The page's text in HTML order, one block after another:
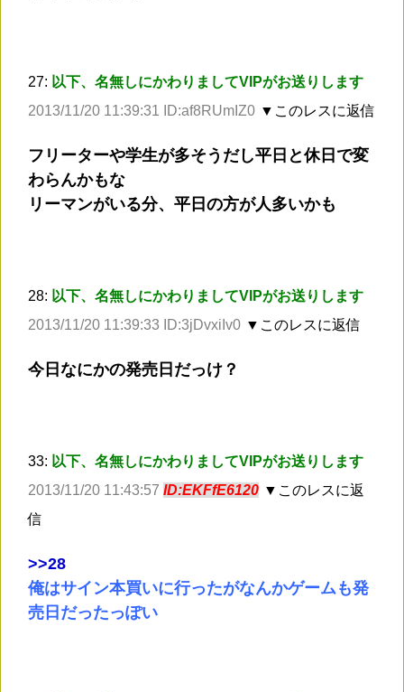
27: 以下、名無しにかわりましてVIPがお送りします
2013/11/20 11:39:31 ID:af8RUmIZ0 ▼このレスに返信
フリーターや学生が多そうだし平日と休日で変
わらんかもな
リーマンがいる分、平日の方が人多いかも
28: 以下、名無しにかわりましてVIPがお送りします
2013/11/20 11:39:33 ID:3jDvxiIv0 ▼このレスに返信
今日なにかの発売日だっけ？
33: 以下、名無しにかわりましてVIPがお送りします
2013/11/20 11:43:57 ID:EKFfE6120 ▼このレスに返
信
>>28
俺はサイン本買いに行ったがなんかゲームも発
売日だったっぽい